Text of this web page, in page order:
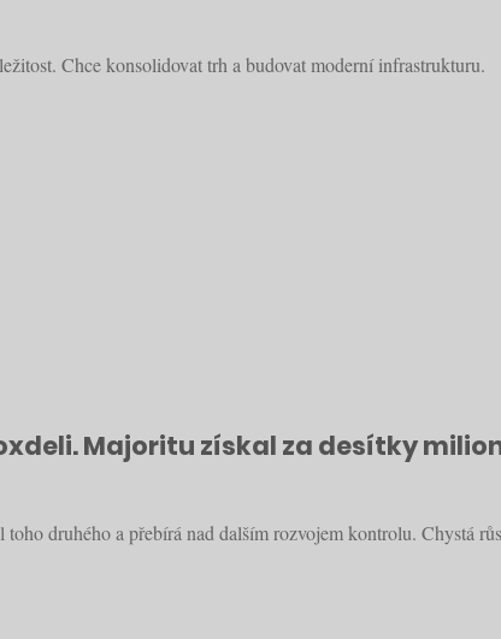
Chce konsolidovat trh a budovat moderní infrastrukturu.
Majoritu získal za desítky
druhého a přebírá nad dalším rozvojem kontrolu. Chystá